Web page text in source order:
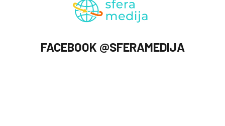
FACEBOOK @SFERAMEDIJA